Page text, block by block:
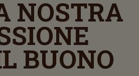
NOSTRA
BUONO